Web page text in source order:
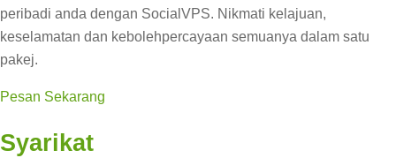
peribadi anda dengan SocialVPS. Nikmati kelajuan,
keselamatan dan kebolehpercayaan semuanya dalam satu
pakej.
Pesan Sekarang
Syarikat